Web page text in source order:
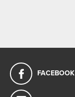
FACEBOOK